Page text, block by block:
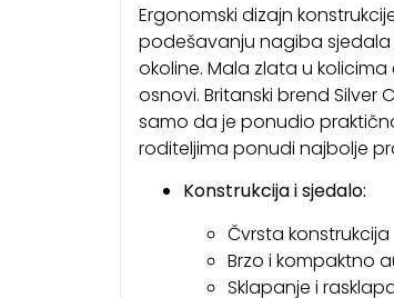
Ergonomski dizajn
podešavanju nagiba sjedala
okoline. Mala zlata u
osnovi. Britanski brend Silver
samo da je ponudio
roditeljima ponudi najbolje
Konstrukcija i sjedalo:
Čvrsta konstrukcija
Brzo i kompaktno
Sklapanje i